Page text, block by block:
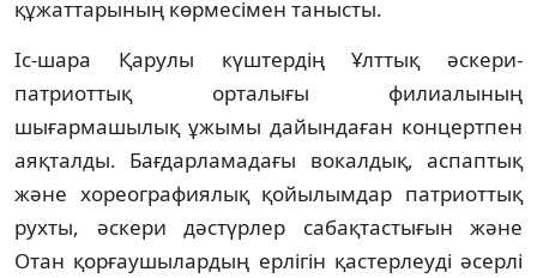
құжаттарының көрмесімен танысты.
Іс-шара Қарулы күштердің Ұлттық әскери-
патриоттық орталығы филиалының
шығармашылық ұжымы дайындаған концертпен
аяқталды. Бағдарламадағы вокалдық, аспаптық
және хореографиялық қойылымдар патриоттық
рухты, әскери дәстүрлер сабақтастығын және
Отан қорғаушылардың ерлігін қастерлеуді әсерлі